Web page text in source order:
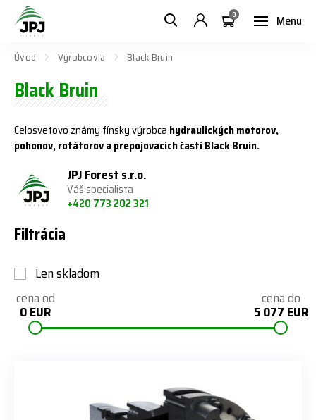
Menu
0
Úvod Výrobcovia Black Bruin
Black Bruin
Celosvetovo známy fínsky výrobca hydraulických motorov,
pohonov, rotátorov a prepojovacích častí Black Bruin.
JPJ Forest s.r.o.
Váš specialista
+420 773 202 321
Filtrácia
Len skladom
cena od
0 EUR
cena do
5 077 EUR